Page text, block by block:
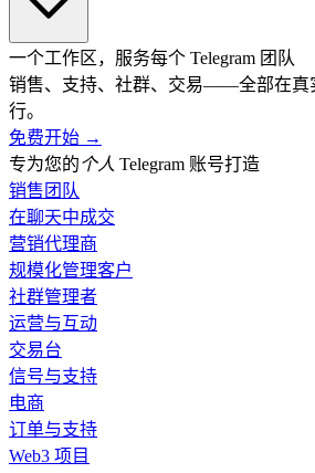
一个工作区，服务每个 Telegram 团队
销售、支持、社群、交易——全部在真
行。
免费开始 →
专为您的个人 Telegram 账号打造
销售团队
在聊天中成交
营销代理商
规模化管理客户
社群管理者
运营与互动
交易台
信号与支持
电商
订单与支持
Web3 项目